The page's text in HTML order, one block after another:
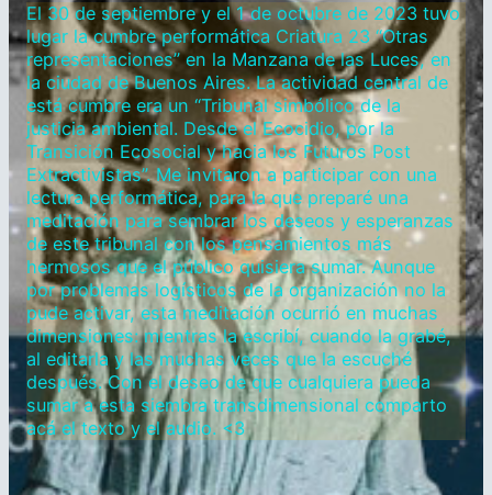
El 30 de septiembre y el 1 de octubre de 2023 tuvo
lugar la cumbre performática Criatura 23 “Otras
representaciones” en la Manzana de las Luces, en
la ciudad de Buenos Aires. La actividad central de
está cumbre era un “Tribunal simbólico de la
justicia ambiental. Desde el Ecocidio, por la
Transición Ecosocial y hacia los Futuros Post
Extractivistas”. Me invitaron a participar con una
lectura performática, para la que preparé una
meditación para sembrar los deseos y esperanzas
de este tribunal con los pensamientos más
hermosos que el público quisiera sumar. Aunque
por problemas logísticos de la organización no la
pude activar, esta meditación ocurrió en muchas
dimensiones: mientras la escribí, cuando la grabé,
al editarla y las muchas veces que la escuché
después. Con el deseo de que cualquiera pueda
sumar a esta siembra transdimensional comparto
acá el texto y el audio. <3